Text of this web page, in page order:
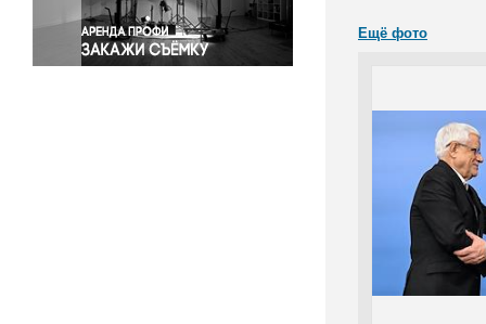
Экономика и бизнес
Ещё фото